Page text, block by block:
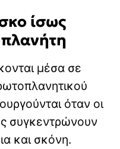
ίσως
μέσα σε
όταν οι
συγκεντρώνουν
και σκόνη.